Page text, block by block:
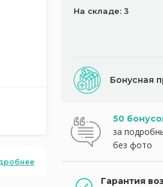
На складе: 3
Бонусная
50
за
без фото
Гарантия